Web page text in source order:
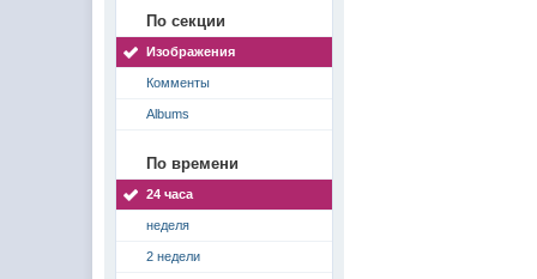
По секции
Изображения
Комменты
Albums
По времени
24 часа
неделя
2 недели